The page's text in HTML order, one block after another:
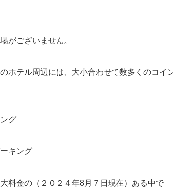
がございません。
ホテル周辺には、大小合わせて数多くのコイ
グ
キング
料金の（２０２４年8月７日現在）ある中で